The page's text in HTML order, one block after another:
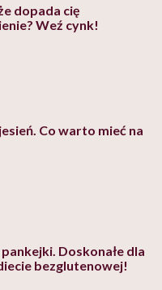
dopada cię
Weź cynk!
Co warto mieć na
Doskonałe dla
bezglutenowej!